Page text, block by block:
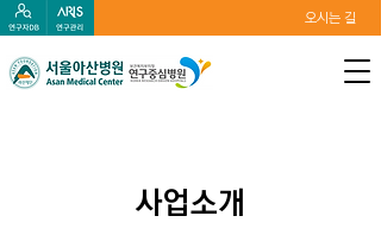
오시는 길
사업소개